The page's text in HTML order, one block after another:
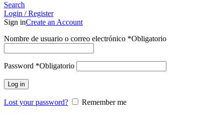
Search
Login / Register
Sign inCreate an Account
Nombre de usuario o correo electrónico *Obligatorio
Password *Obligatorio
Log in
Lost your password?
Remember me